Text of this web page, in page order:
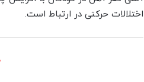
اختلالات حرکتی در ارتباط است.